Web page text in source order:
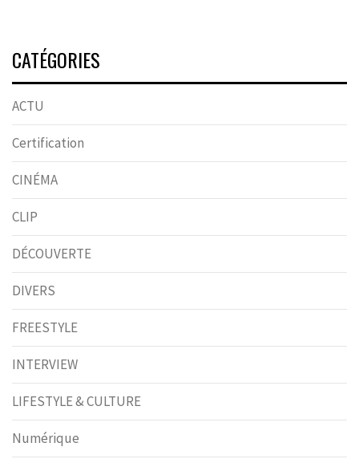
CATÉGORIES
ACTU
Certification
CINÉMA
CLIP
DÉCOUVERTE
DIVERS
FREESTYLE
INTERVIEW
LIFESTYLE & CULTURE
Numérique